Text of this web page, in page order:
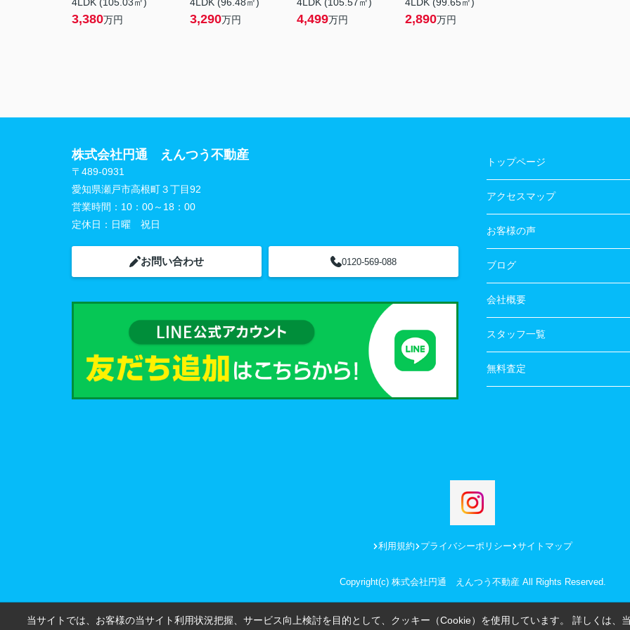
3,380万円 3,290万円 4,499万円 2,890万円
株式会社円通 えんつう不動産
〒489-0931
愛知県瀬戸市高根町３丁目92
営業時間： 10：00～18：00
定休日： 日曜 祝日
お問い合わせ 0120-569-088
トップページ
アクセスマップ
お客様の声
ブログ
会社概要
スタッフ一覧
無料査定
利用規約 プライバシーポリシー サイトマップ
Copyright(c) 株式会社円通 えんつう不動産 All Rights Reserved.
当サイトでは、お客様の当サイト利用状況把握、サービス向上検討を目的として、クッキー（Cookie）を使用しています。 詳しくは、